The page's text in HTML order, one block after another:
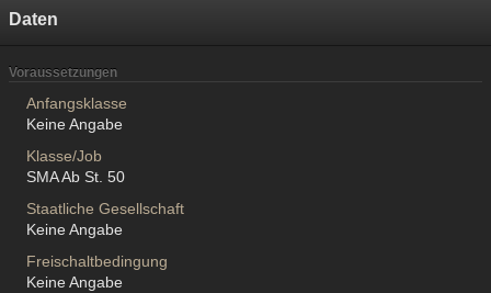
Daten
Voraussetzungen
Anfangsklasse
Keine Angabe
Klasse/Job
SMA Ab St. 50
Staatliche Gesellschaft
Keine Angabe
Freischaltbedingung
Keine Angabe